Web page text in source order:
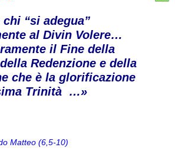
“si adegua”
al Divin Volere…
il Fine della
Redenzione e della
che è la glorificazione
Trinità …»
Matteo (6,5-10)